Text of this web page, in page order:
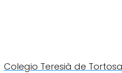
Colegio Teresià de